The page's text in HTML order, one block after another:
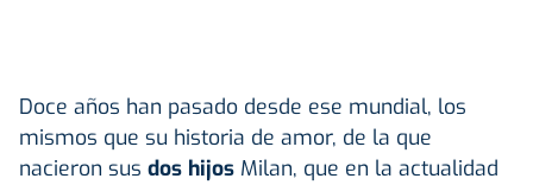
Doce años han pasado desde ese mundial, los
mismos que su historia de amor, de la que
nacieron sus dos hijos Milan, que en la actualidad